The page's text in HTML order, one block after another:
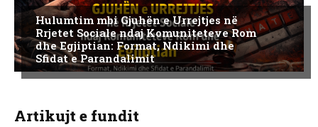
Hulumtim mbi Gjuhën e Urrejtjes në
Rrjetet Sociale ndaj Komuniteteve Rom
dhe Egjiptian: Format, Ndikimi dhe
Sfidat e Parandalimit
Artikujt e fundit